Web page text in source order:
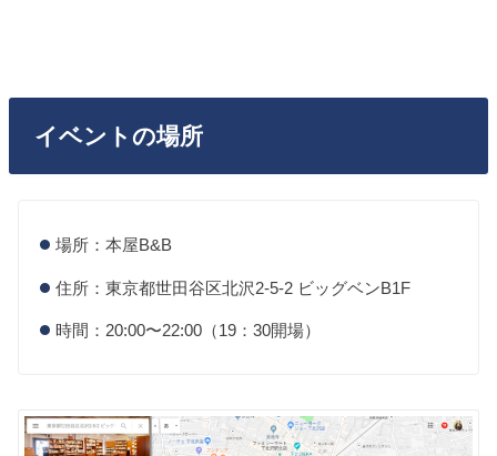
イベントの場所
場所：本屋B&B
住所：東京都世田谷区北沢2-5-2 ビッグベンB1F
時間：20:00〜22:00（19：30開場）